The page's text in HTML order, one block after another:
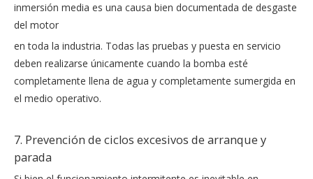
inmersión media es una causa bien documentada de desgaste
del motor
en toda la industria. Todas las pruebas y puesta en servicio
deben realizarse únicamente cuando la bomba esté
completamente llena de agua y completamente sumergida en
el medio operativo.
7. Prevención de ciclos excesivos de arranque y
parada